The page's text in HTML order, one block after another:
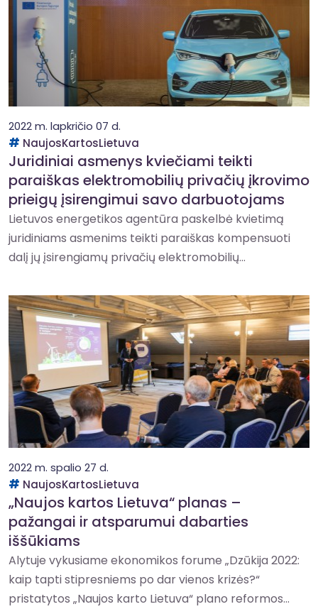
2022 m. lapkričio 07 d.
NaujosKartosLietuva
Juridiniai asmenys kviečiami teikti
paraiškas elektromobilių privačių įkrovimo
prieigų įsirengimui savo darbuotojams
Lietuvos energetikos agentūra paskelbė kvietimą
juridiniams asmenims teikti paraiškas kompensuoti
dalį jų įsirengiamų privačių elektromobilių...
2022 m. spalio 27 d.
NaujosKartosLietuva
„Naujos kartos Lietuva“ planas –
pažangai ir atsparumui dabarties
iššūkiams
Alytuje vykusiame ekonomikos forume „Dzūkija 2022:
kaip tapti stipresniems po dar vienos krizės?“
pristatytos „Naujos karto Lietuva“ plano reformos...